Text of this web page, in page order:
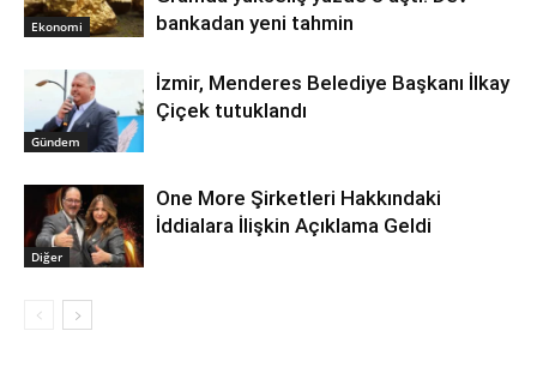
Ekonomi
bankadan yeni tahmin
Gündem
İzmir, Menderes Belediye Başkanı İlkay
Çiçek tutuklandı
Diğer
One More Şirketleri Hakkındaki
İddialara İlişkin Açıklama Geldi